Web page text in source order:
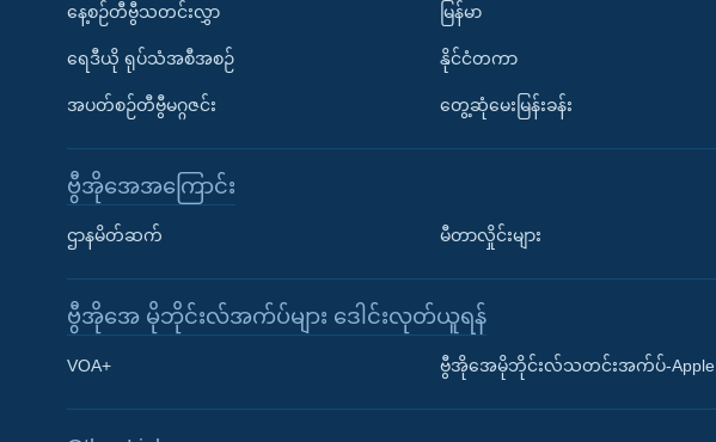
Learning English
နေ့စဉ်တီဗွီသတင်းလွှာ
ရေဒီယို ရုပ်သံအစီအစဉ်
အပတ်စဉ်တီဗွီမဂ္ဂဇင်း
မြန်မာ
နိုင်ငံတကာ
တွေ့ဆုံမေးမြန်းခန်း
ဗွီအိုအေအကြောင်း
ဌာနမိတ်ဆက် မီတာလှိုင်းများ
ဗွီအိုအေ မိုဘိုင်းလ်အက်ပ်များ ဒေါင်းလုတ်ယူရန်
VOA+ ဗွီအိုအေမိုဘိုင်းလ်သတင်းအက်ပ်-Apple